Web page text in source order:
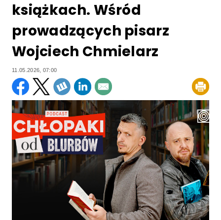
książkach. Wśród
prowadzących pisarz
Wojciech Chmielarz
11.05.2026, 07:00